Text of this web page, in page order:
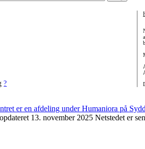
?
13. november 2025 Netstedet er